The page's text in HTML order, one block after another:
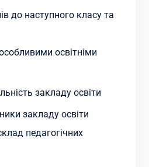
до наступного класу та
освітніми
закладу освіти
закладу освіти
педагогічних